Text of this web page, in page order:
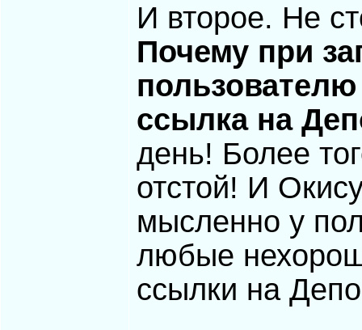
И второе. Не
Почему при
пользователю
ссылка на
день! Более
отстой! И
мысленно у
любые
ссылки на